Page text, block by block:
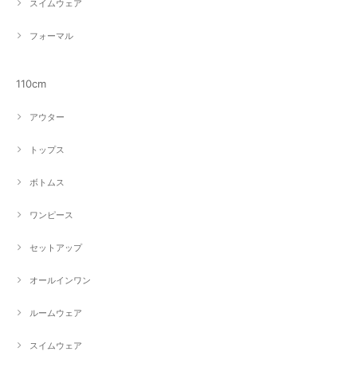
スイムウェア
フォーマル
110cm
アウター
トップス
ボトムス
ワンピース
セットアップ
オールインワン
ルームウェア
スイムウェア